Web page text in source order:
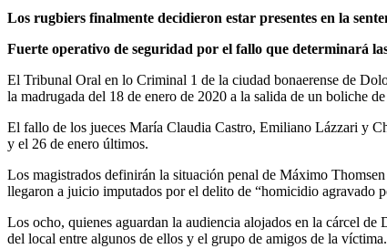
Los rugbiers finalmente decidieron estar presentes en la
Fuerte operativo de seguridad por el fallo que determinará
El Tribunal Oral en lo Criminal 1 de la ciudad bonaerense de
la madrugada del 18 de enero de 2020 a la salida de un boliche
El fallo de los jueces María Claudia Castro, Emiliano Lázzari y
y el 26 de enero últimos.
Los magistrados definirán la situación penal de Máximo
llegaron a juicio imputados por el delito de “homicidio agravado
Los ocho, quienes aguardan la audiencia alojados en la cárcel
del local entre algunos de ellos y el grupo de amigos de la víctima.